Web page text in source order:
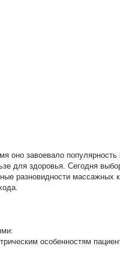
оно завоевало
для здоровья. Сегодня
разновидности массажных
особенностям